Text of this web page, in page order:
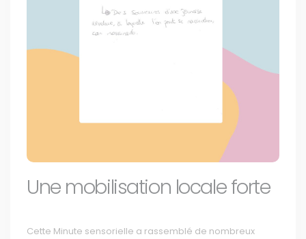
Une mobilisation locale forte
Cette Minute sensorielle a rassemblé de nombreux